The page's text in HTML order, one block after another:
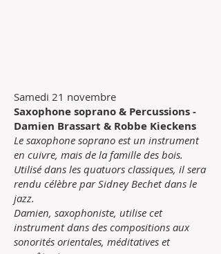
Samedi 21 novembre
Saxophone soprano & Percussions -
Damien Brassart & Robbe Kieckens
Le saxophone soprano est un instrument
en cuivre, mais de la famille des bois.
Utilisé dans les quatuors classiques, il sera
rendu célèbre par Sidney Bechet dans le
jazz.
Damien, saxophoniste, utilise cet
instrument dans des compositions aux
sonorités orientales, méditatives et